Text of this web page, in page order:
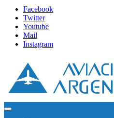
Facebook
Twitter
Youtube
Mail
Instagram